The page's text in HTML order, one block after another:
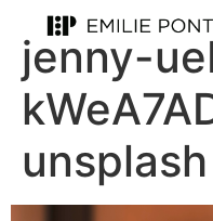
jenny-
unsplash